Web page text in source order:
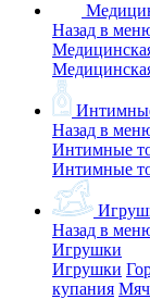
Назад в
Назад в
Интимные
Интимные
Назад в
Игрушки
Игрушки
купания